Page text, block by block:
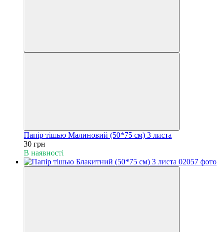
Папір тішью Малиновий (50*75 см) 3 листа
30 грн
В наявності